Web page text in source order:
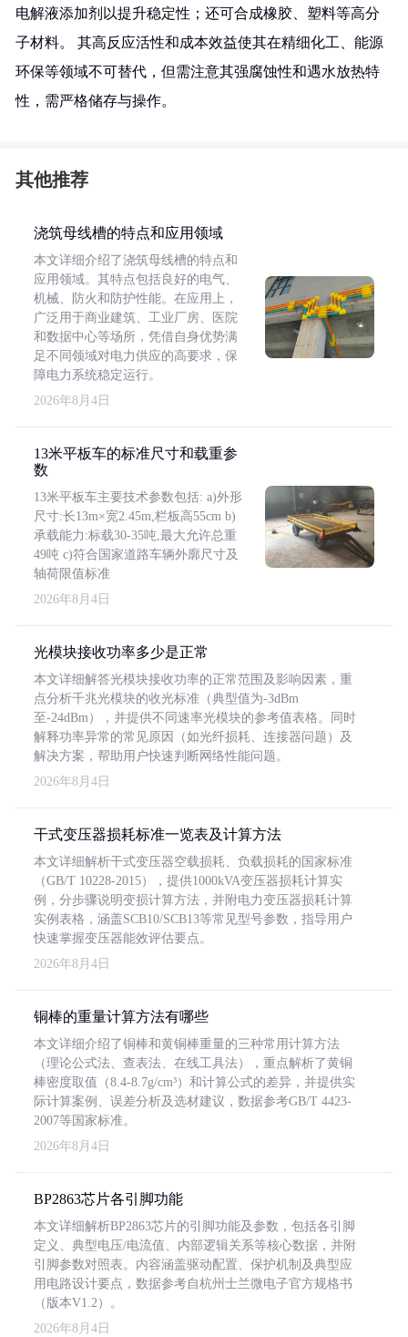
电解液添加剂以提升稳定性；还可合成橡胶、塑料等高分
子材料。 其高反应活性和成本效益使其在精细化工、能源
环保等领域不可替代，但需注意其强腐蚀性和遇水放热特
性，需严格储存与操作。
其他推荐
浇筑母线槽的特点和应用领域
本文详细介绍了浇筑母线槽的特点和
应用领域。其特点包括良好的电气、
机械、防火和防护性能。在应用上，
广泛用于商业建筑、工业厂房、医院
和数据中心等场所，凭借自身优势满
足不同领域对电力供应的高要求，保
障电力系统稳定运行。
2026年8月4日
13米平板车的标准尺寸和载重参
数
13米平板车主要技术参数包括: a)外形
尺寸:长13m×宽2.45m,栏板高55cm b)
承载能力:标载30-35吨,最大允许总重
49吨 c)符合国家道路车辆外廓尺寸及
轴荷限值标准
2026年8月4日
光模块接收功率多少是正常
本文详细解答光模块接收功率的正常范围及影响因素，重
点分析千兆光模块的收光标准（典型值为-3dBm
至-24dBm），并提供不同速率光模块的参考值表格。同时
解释功率异常的常见原因（如光纤损耗、连接器问题）及
解决方案，帮助用户快速判断网络性能问题。
2026年8月4日
干式变压器损耗标准一览表及计算方法
本文详细解析干式变压器空载损耗、负载损耗的国家标准
（GB/T 10228-2015），提供1000kVA变压器损耗计算实
例，分步骤说明变损计算方法，并附电力变压器损耗计算
实例表格，涵盖SCB10/SCB13等常见型号参数，指导用户
快速掌握变压器能效评估要点。
2026年8月4日
铜棒的重量计算方法有哪些
本文详细介绍了铜棒和黄铜棒重量的三种常用计算方法
（理论公式法、查表法、在线工具法），重点解析了黄铜
棒密度取值（8.4-8.7g/cm³）和计算公式的差异，并提供实
际计算案例、误差分析及选材建议，数据参考GB/T 4423-
2007等国家标准。
2026年8月4日
BP2863芯片各引脚功能
本文详细解析BP2863芯片的引脚功能及参数，包括各引脚
定义、典型电压/电流值、内部逻辑关系等核心数据，并附
引脚参数对照表。内容涵盖驱动配置、保护机制及典型应
用电路设计要点，数据参考自杭州士兰微电子官方规格书
（版本V1.2）。
2026年8月4日